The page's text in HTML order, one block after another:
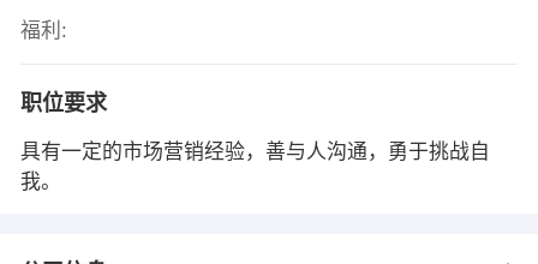
福利:
职位要求
具有一定的市场营销经验，善与人沟通，勇于挑战自
我。